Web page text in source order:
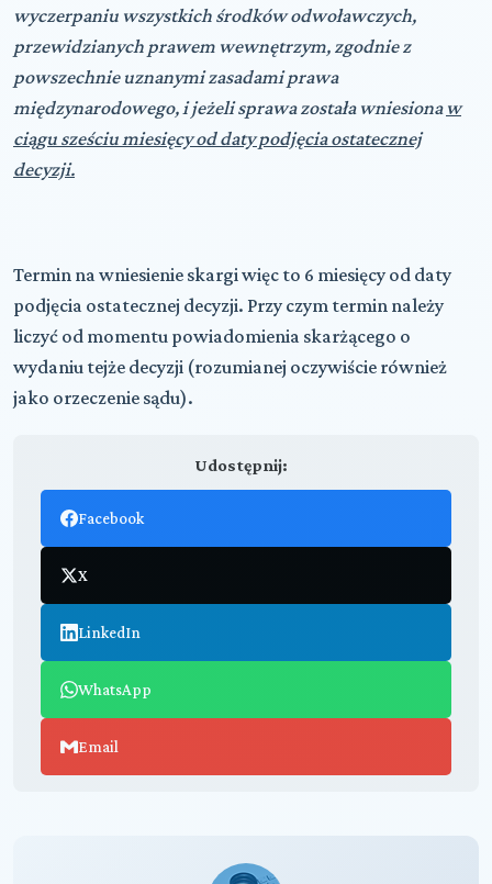
wyczerpaniu wszystkich środków odwoławczych,
przewidzianych prawem wewnętrzym, zgodnie z
powszechnie uznanymi zasadami prawa
międzynarodowego, i jeżeli sprawa została wniesiona w
ciągu sześciu miesięcy od daty podjęcia ostatecznej
decyzji.
Termin na wniesienie skargi więc to 6 miesięcy od daty
podjęcia ostatecznej decyzji. Przy czym termin należy
liczyć od momentu powiadomienia skarżącego o
wydaniu tejże decyzji (rozumianej oczywiście również
jako orzeczenie sądu).
Udostępnij:
Facebook
X
LinkedIn
WhatsApp
Email